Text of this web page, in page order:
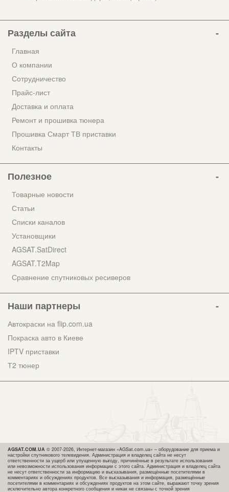
Разделы сайта
Главная
О компании
Сотрудничество
Прайс-лист
Доставка и оплата
Ремонт и прошивка тюнера
Прошивка Смарт ТВ приставки
Контакты
Полезное
Товарные новости
Статьи
Списки каналов
Установщики
AGSAT.SatDirect
AGSAT.T2Map
Сравнение спутниковых ресиверов
Наши партнеры
Автокраски на flip.com.ua
Покраска авто в Киеве
IPTV приставки
Т2 тюнер
AGSAT.COM.UA © 2007-2026, Интернет-магазин «AGSat.com.ua» – оборудование для приема и
настройки спутникового телевидения. Администрация и владелец сайта не несут
ответственности за ущерб или упущенную выгоду, причинённые в результате использования
или невозможности использования информации с этого сайта. Администрация и владелец сайта
не несут ответственности за информацию и высказывания, размещённые посетителями в
комментариях и обсуждениях продуктов. Все высказывания и информация, размещённые
посетителями в комментариях и обсуждениях продуктов на этом сайте, выражают точку зрения
исключительно автора конкретного сообщения и никак не связаны с точкой зрения